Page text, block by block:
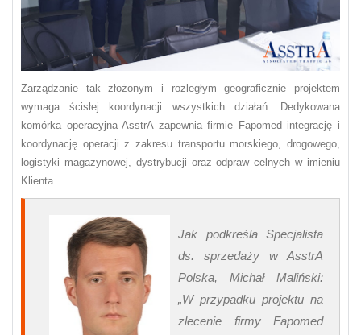
Zarządzanie tak złożonym i rozległym geograficznie projektem
wymaga ścisłej koordynacji wszystkich działań. Dedykowana
komórka operacyjna AsstrA zapewnia firmie Fapomed integrację i
koordynację operacji z zakresu transportu morskiego, drogowego,
logistyki magazynowej, dystrybucji oraz odpraw celnych w imieniu
Klienta.
Jak podkreśla Specjalista
ds. sprzedaży w AsstrA
Polska, Michał Maliński:
„W przypadku projektu na
zlecenie firmy Fapomed